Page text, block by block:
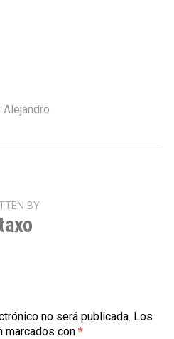
Alejandro
BY
no será publicada. Los
marcados con *